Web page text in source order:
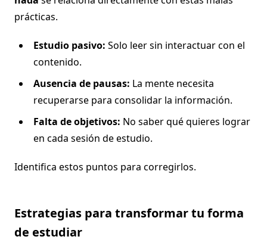
prácticas.
Estudio pasivo: Solo leer sin interactuar con el
contenido.
Ausencia de pausas: La mente necesita
recuperarse para consolidar la información.
Falta de objetivos: No saber qué quieres lograr
en cada sesión de estudio.
Identifica estos puntos para corregirlos.
Estrategias para transformar tu forma
de estudiar